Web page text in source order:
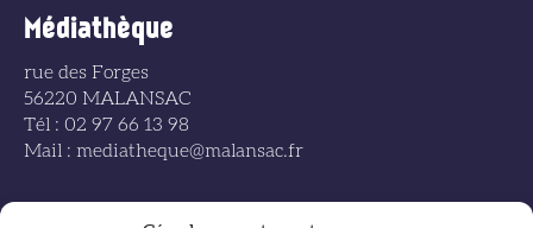
Médiathèque
rue des Forges
56220 MALANSAC
Tél : 02 97 66 13 98
Mail : mediatheque@malansac.fr